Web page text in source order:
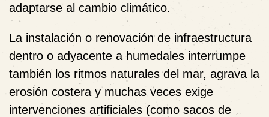
adaptarse al cambio climático.
La instalación o renovación de infraestructura
dentro o adyacente a humedales interrumpe
también los ritmos naturales del mar, agrava la
erosión costera y muchas veces exige
intervenciones artificiales (como sacos de